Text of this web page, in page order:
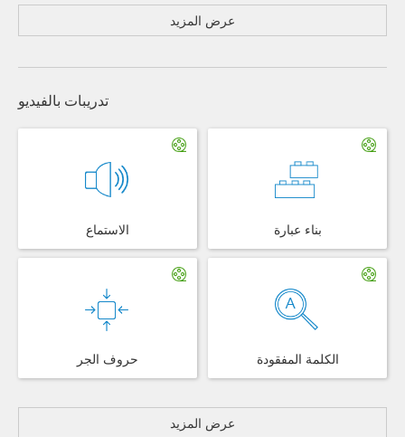
عرض المزيد
تدريبات بالفيديو
الاستماع بناء عبارة
حروف الجر الكلمة المفقودة
عرض المزيد